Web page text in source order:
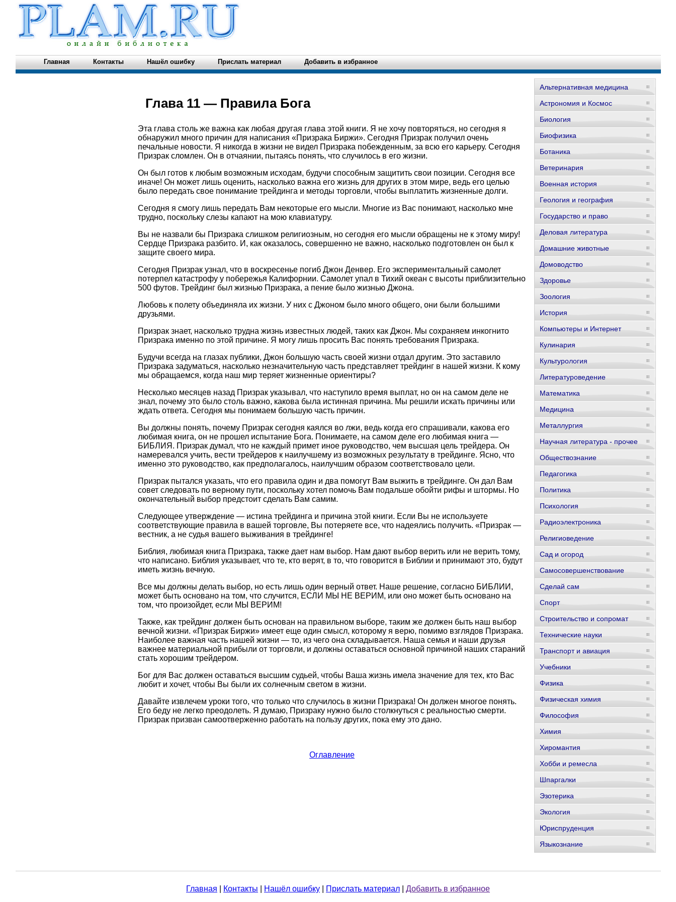
Главная Контакты Нашёл ошибку Прислать материал Добавить в избранное
Глава 11 — Правила Бога
Эта глава столь же важна как любая другая глава этой книги. Я не хочу повторяться, но сегодня я
обнаружил много причин для написания «Призрака Биржи». Сегодня Призрак получил очень
печальные новости. Я никогда в жизни не видел Призрака побежденным, за всю его карьеру. Сегодня
Призрак сломлен. Он в отчаянии, пытаясь понять, что случилось в его жизни.
Он был готов к любым возможным исходам, будучи способным защитить свои позиции. Сегодня все
иначе! Он может лишь оценить, насколько важна его жизнь для других в этом мире, ведь его целью
было передать свое понимание трейдинга и методы торговли, чтобы выплатить жизненные долги.
Сегодня я смогу лишь передать Вам некоторые его мысли. Многие из Вас понимают, насколько мне
трудно, поскольку слезы капают на мою клавиатуру.
Вы не назвали бы Призрака слишком религиозным, но сегодня его мысли обращены не к этому миру!
Сердце Призрака разбито. И, как оказалось, совершенно не важно, насколько подготовлен он был к
защите своего мира.
Сегодня Призрак узнал, что в воскресенье погиб Джон Денвер. Его экспериментальный самолет
потерпел катастрофу у побережья Калифорнии. Самолет упал в Тихий океан с высоты приблизительно
500 футов. Трейдинг был жизнью Призрака, а пение было жизнью Джона.
Любовь к полету объединяла их жизни. У них с Джоном было много общего, они были большими
друзьями.
Призрак знает, насколько трудна жизнь известных людей, таких как Джон. Мы сохраняем инкогнито
Призрака именно по этой причине. Я могу лишь просить Вас понять требования Призрака.
Будучи всегда на глазах публики, Джон большую часть своей жизни отдал другим. Это заставило
Призрака задуматься, насколько незначительную часть представляет трейдинг в нашей жизни. К кому
мы обращаемся, когда наш мир теряет жизненные ориентиры?
Несколько месяцев назад Призрак указывал, что наступило время выплат, но он на самом деле не
знал, почему это было столь важно, какова была истинная причина. Мы решили искать причины или
ждать ответа. Сегодня мы понимаем большую часть причин.
Вы должны понять, почему Призрак сегодня каялся во лжи, ведь когда его спрашивали, какова его
любимая книга, он не прошел испытание Бога. Понимаете, на самом деле его любимая книга —
БИБЛИЯ. Призрак думал, что не каждый примет иное руководство, чем высшая цель трейдера. Он
намеревался учить, вести трейдеров к наилучшему из возможных результату в трейдинге. Ясно, что
именно это руководство, как предполагалось, наилучшим образом соответствовало цели.
Призрак пытался указать, что его правила один и два помогут Вам выжить в трейдинге. Он дал Вам
совет следовать по верному пути, поскольку хотел помочь Вам подальше обойти рифы и штормы. Но
окончательный выбор предстоит сделать Вам самим.
Следующее утверждение — истина трейдинга и причина этой книги. Если Вы не используете
соответствующие правила в вашей торговле, Вы потеряете все, что надеялись получить. «Призрак —
вестник, а не судья вашего выживания в трейдинге!
Библия, любимая книга Призрака, также дает нам выбор. Нам дают выбор верить или не верить тому,
что написано. Библия указывает, что те, кто верят, в то, что говорится в Библии и принимают это, будут
иметь жизнь вечную.
Все мы должны делать выбор, но есть лишь один верный ответ. Наше решение, согласно БИБЛИИ,
может быть основано на том, что случится, ЕСЛИ МЫ НЕ ВЕРИМ, или оно может быть основано на
том, что произойдет, если МЫ ВЕРИМ!
Также, как трейдинг должен быть основан на правильном выборе, таким же должен быть наш выбор
вечной жизни. «Призрак Биржи» имеет еще один смысл, которому я верю, помимо взглядов Призрака.
Наиболее важная часть нашей жизни — то, из чего она складывается. Наша семья и наши друзья
важнее материальной прибыли от торговли, и должны оставаться основной причиной наших стараний
стать хорошим трейдером.
Бог для Вас должен оставаться высшим судьей, чтобы Ваша жизнь имела значение для тех, кто Вас
любит и хочет, чтобы Вы были их солнечным светом в жизни.
Давайте извлечем уроки того, что только что случилось в жизни Призрака! Он должен многое понять.
Его беду не легко преодолеть. Я думаю, Призраку нужно было столкнуться с реальностью смерти.
Призрак призван самоотверженно работать на пользу других, пока ему это дано.
Оглавление
Альтернативная медицина
Астрономия и Космос
Биология
Биофизика
Ботаника
Ветеринария
Военная история
Геология и география
Государство и право
Деловая литература
Домашние животные
Домоводство
Здоровье
Зоология
История
Компьютеры и Интернет
Кулинария
Культурология
Литературоведение
Математика
Медицина
Металлургия
Научная литература - прочее
Обществознание
Педагогика
Политика
Психология
Радиоэлектроника
Религиоведение
Сад и огород
Самосовершенствование
Сделай сам
Спорт
Строительство и сопромат
Технические науки
Транспорт и авиация
Учебники
Физика
Физическая химия
Философия
Химия
Хиромантия
Хобби и ремесла
Шпаргалки
Эзотерика
Экология
Юриспруденция
Языкознание
Главная Контакты Нашёл ошибку Прислать материал Добавить в избранное